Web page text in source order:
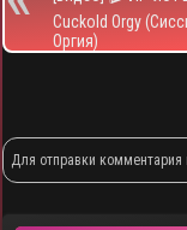
Cuckold Orgy
Оргия)
Для отправки